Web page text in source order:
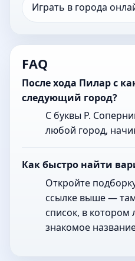
Играть в города
FAQ
После хода Пилар с
следующий город?
С буквы Р.
любой город,
Как быстро найти
Откройте
ссылке выше —
список, в котором
знакомое